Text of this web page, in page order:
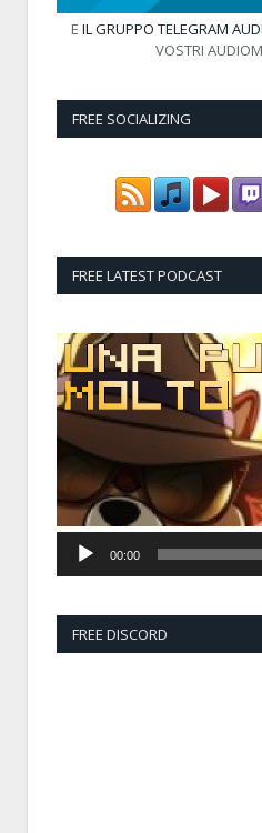
E IL GRUPPO TELEGRAM
VOSTRI
FREE SOCIALIZING
FREE LATEST PODCAST
00:00
FREE DISCORD